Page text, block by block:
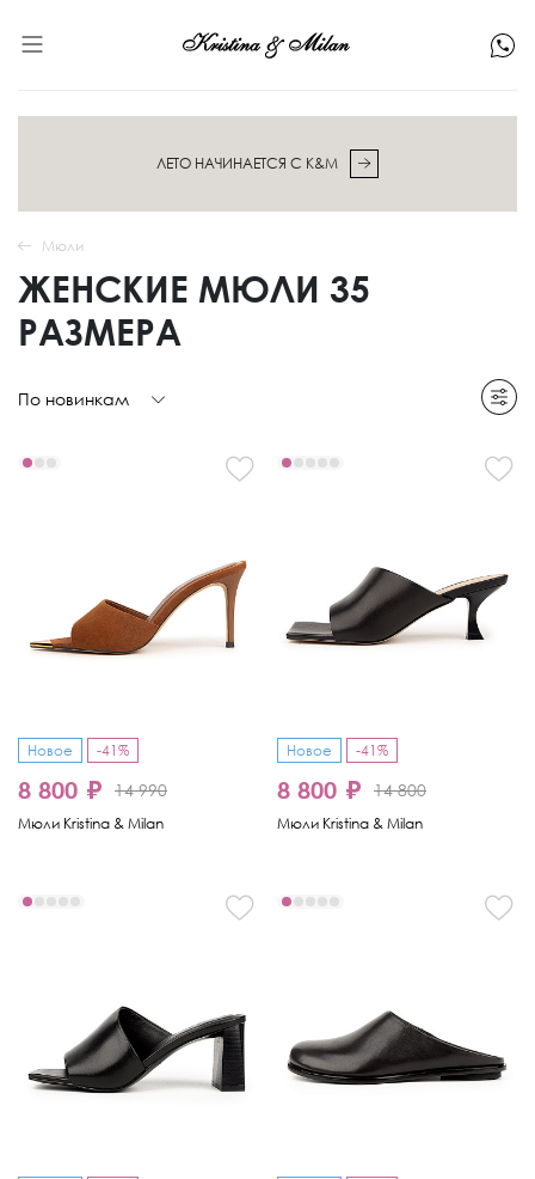
ЛЕТО НАЧИНАЕТСЯ С K&M
Мюли
ЖЕНСКИЕ МЮЛИ 35
РАЗМЕРА
По новинкам
Новое -41%
8 800 ₽ 14 990
Мюли Kristina & Milan
Новое -41%
8 800 ₽ 14 800
Мюли Kristina & Milan